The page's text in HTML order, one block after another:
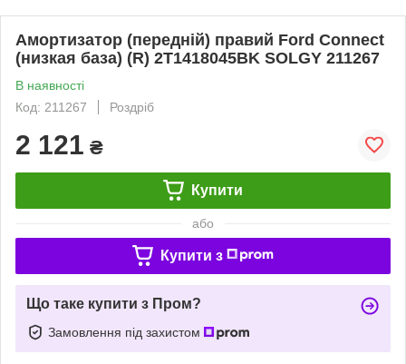
Амортизатор (передній) правий Ford Connect
(низкая база) (R) 2T1418045BK SOLGY 211267
В наявності
Код: 211267
Роздріб
2 121 ₴
Купити
або
Купити з
Що таке купити з Пром?
Замовлення під захистом